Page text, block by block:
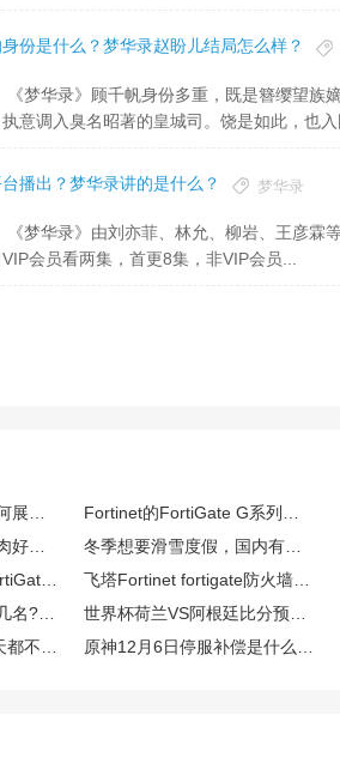
份是什么？梦华录赵盼儿结局怎么样？
意调入臭名昭著的皇城司。饶是如此，也
播出？梦华录讲的是什么？ 梦华录
会员看两集，首更8集，非VIP会员...